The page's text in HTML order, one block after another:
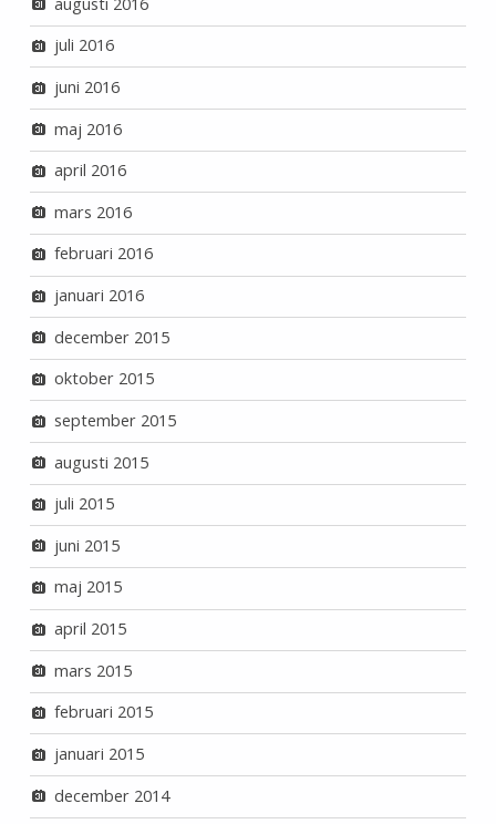
juli 2016
juni 2016
maj 2016
april 2016
mars 2016
februari 2016
januari 2016
december 2015
oktober 2015
september 2015
augusti 2015
juli 2015
juni 2015
maj 2015
april 2015
mars 2015
februari 2015
januari 2015
december 2014